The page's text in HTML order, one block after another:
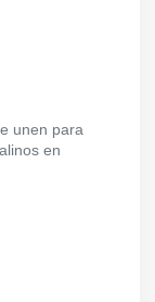
unen para
en